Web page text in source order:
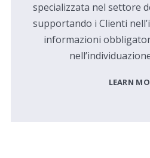
specializzata nel settore
supportando i Clienti
informazioni
LEARN